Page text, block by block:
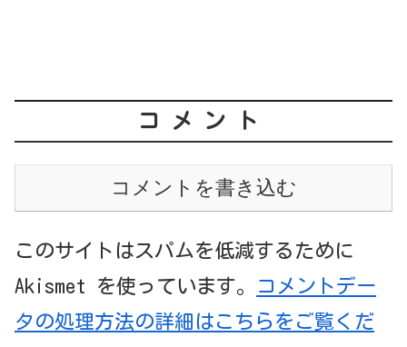
コメント
コメントを書き込む
このサイトはスパムを低減するために
Akismet を使っています。
コメントデー
タの処理方法の詳細はこちらをご覧くだ